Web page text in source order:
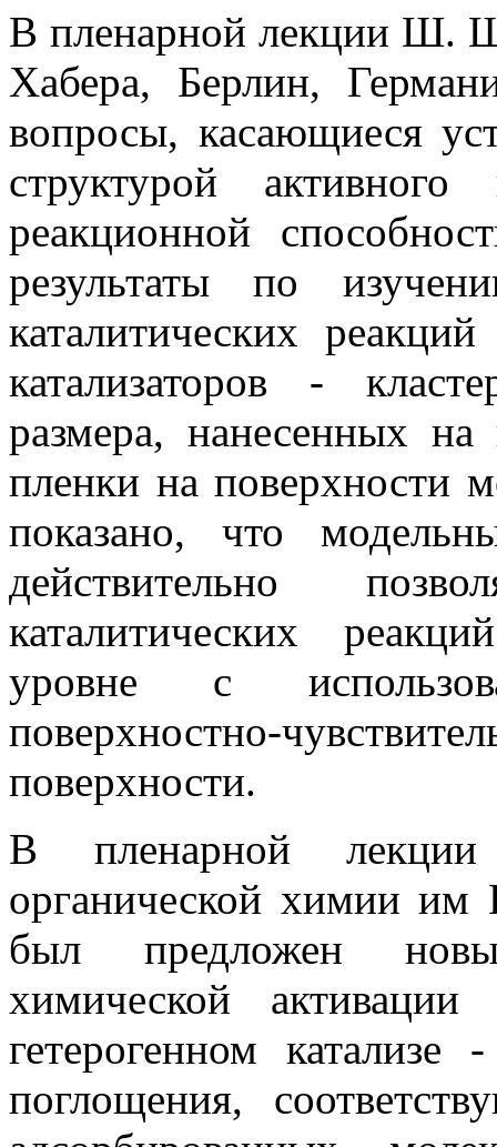
В пленарной лекции Ш.
Хабера, Берлин,
вопросы, касающиеся
структурой
реакционной
результаты по
каталитических
катализаторов -
размера, нанесенных на
пленки на поверхности
показано, что
действительно
каталитических
уровне с
поверхностно-
поверхности.
В пленарной
органической химии
был предложен
химической
гетерогенном катализе
поглощения,